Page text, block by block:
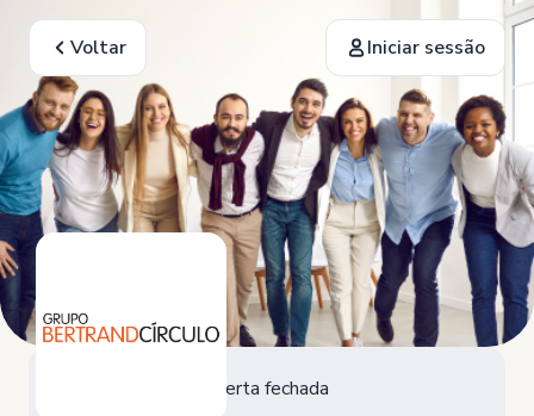
Voltar Iniciar sessão
Oferta fechada